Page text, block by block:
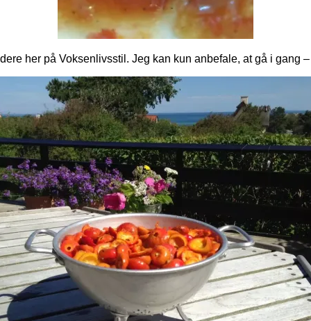
her på Voksenlivsstil. Jeg kan kun anbefale, at gå i gang